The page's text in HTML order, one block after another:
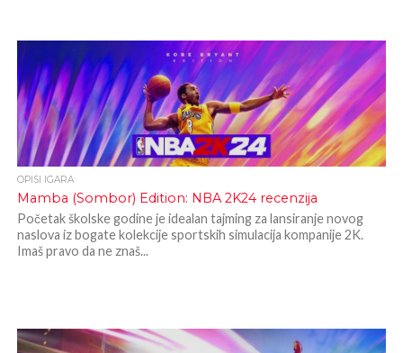
OPISI IGARA
Mamba (Sombor) Edition: NBA 2K24 recenzija
Početak školske godine je idealan tajming za lansiranje novog
naslova iz bogate kolekcije sportskih simulacija kompanije 2K.
Imaš pravo da ne znaš...